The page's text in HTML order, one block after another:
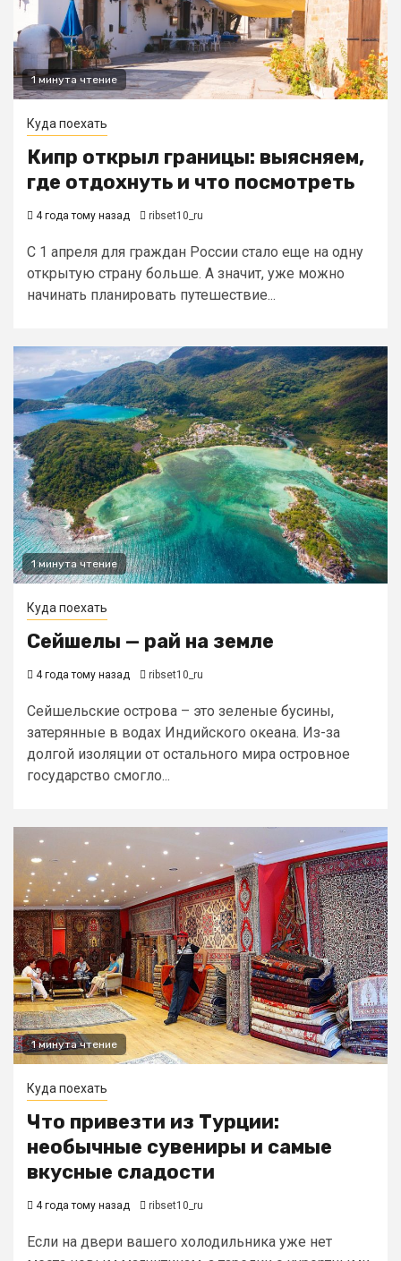
1 минута чтение
Куда поехать
Кипр открыл границы: выясняем,
где отдохнуть и что посмотреть
4 года тому назад ribset10_ru
С 1 апреля для граждан России стало еще на одну
открытую страну больше. А значит, уже можно
начинать планировать путешествие...
1 минута чтение
Куда поехать
Сейшелы — рай на земле
4 года тому назад ribset10_ru
Сейшельские острова – это зеленые бусины,
затерянные в водах Индийского океана. Из-за
долгой изоляции от остального мира островное
государство смогло...
1 минута чтение
Куда поехать
Что привезти из Турции:
необычные сувениры и самые
вкусные сладости
4 года тому назад ribset10_ru
Если на двери вашего холодильника уже нет